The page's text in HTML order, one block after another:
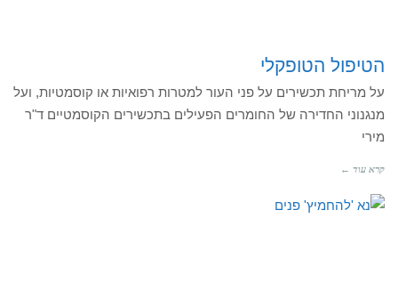
הטיפול הטופקלי
על מריחת תכשירים על פני העור למטרות רפואיות או קוסמטיות, ועל
מנגנוני החדירה של החומרים הפעילים בתכשירים הקוסמטיים ד"ר
מירי
קרא עוד ←